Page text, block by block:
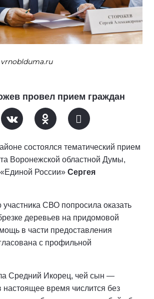
провел прием граждан
состоялся тематический прием
Воронежской областной Думы,
России» Сергея
участника СВО попросила оказать
деревьев на придомовой
в части предоставления
с профильной
Средний Икорец, чей сын —
настоящее время числится без